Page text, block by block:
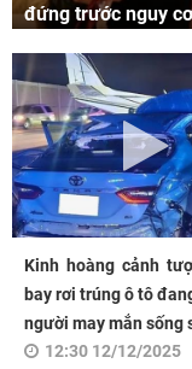
đứng trước nguy
Kinh hoàng cảnh
bay rơi trúng ô tô
người may mắn sống
12:30 12/12/2025